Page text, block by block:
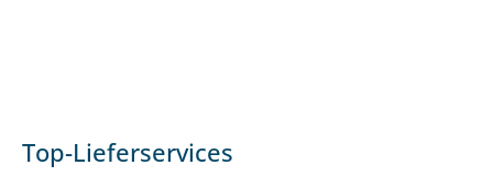
Top-Lieferservices